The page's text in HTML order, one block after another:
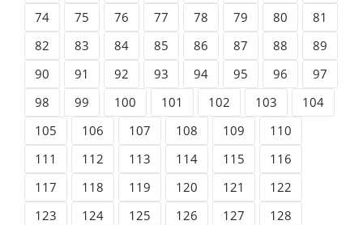
74
75 76 77 78 79 80
81
82
83 84 85 86 87 88
89
90
91 92 93 94 95 96
97
98
99 100 101 102 103
104
105
106 107 108 109
110
111
112 113 114 115
116
117
118 119 120 121
122
123
124 125 126 127
128